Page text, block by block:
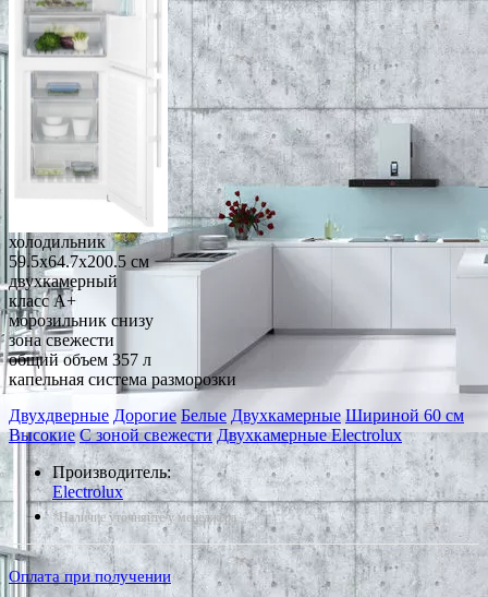
холодильник
59.5x64.7x200.5 см
двухкамерный
класс A+
морозильник снизу
зона свежести
общий объем 357 л
капельная система разморозки
Двухдверные Дорогие Белые Двухкамерные Шириной 60 см
Высокие С зоной свежести Двухкамерные Electrolux
Производитель:
Electrolux
*Наличие уточняйте у менеджера
Оплата при получении